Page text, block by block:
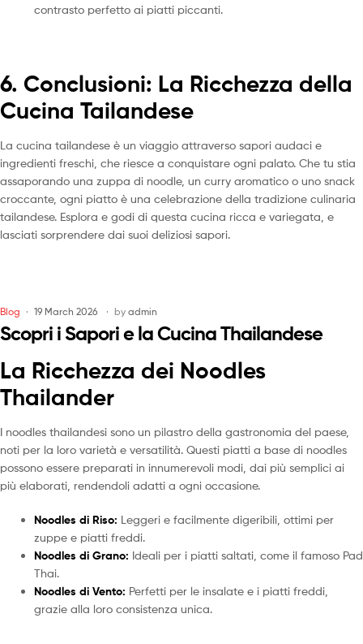
contrasto perfetto ai piatti piccanti.
6. Conclusioni: La Ricchezza della
Cucina Tailandese
La cucina tailandese è un viaggio attraverso sapori audaci e
ingredienti freschi, che riesce a conquistare ogni palato. Che tu stia
assaporando una zuppa di noodle, un curry aromatico o uno snack
croccante, ogni piatto è una celebrazione della tradizione culinaria
tailandese. Esplora e godi di questa cucina ricca e variegata, e
lasciati sorprendere dai suoi deliziosi sapori.
Blog 19 March 2026 by admin
Scopri i Sapori e la Cucina Thailandese
La Ricchezza dei Noodles
Thailander
I noodles thailandesi sono un pilastro della gastronomia del paese,
noti per la loro varietà e versatilità. Questi piatti a base di noodles
possono essere preparati in innumerevoli modi, dai più semplici ai
più elaborati, rendendoli adatti a ogni occasione.
Noodles di Riso: Leggeri e facilmente digeribili, ottimi per
zuppe e piatti freddi.
Noodles di Grano: Ideali per i piatti saltati, come il famoso Pad
Thai.
Noodles di Vento: Perfetti per le insalate e i piatti freddi,
grazie alla loro consistenza unica.